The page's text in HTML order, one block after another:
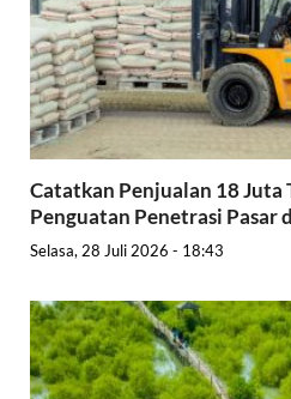
Catatkan Penjualan 18 Juta
Penguatan Penetrasi Pasar
Selasa, 28 Juli 2026 - 18:43